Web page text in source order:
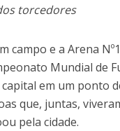
torcedores
campo e a Arena
Mundial de
em um ponto
que, juntas,
pela cidade.